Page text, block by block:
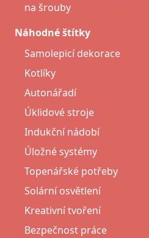
na šrouby
Náhodné štítky
Samolepicí dekorace
Kotlíky
Autonářadí
Úklidové stroje
Indukční nádobí
Úložné systémy
Topenářské potřeby
Solární osvětlení
Kreativní tvoření
Bezpečnost práce